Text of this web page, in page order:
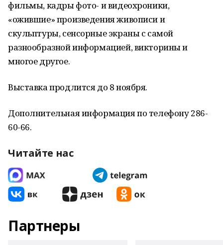
фильмы, кадры фото- и видеохроники,
«ожившие» произведения живописи и
скульптуры, сенсорные экраны с самой
разнообразной информацией, викторины и
многое другое.
Выставка продлится до 8 ноября.
Дополнительная информация по телефону 286-
60-66.
Читайте нас
Партнеры